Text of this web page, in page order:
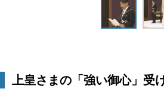
上皇さまの「強い御心」受